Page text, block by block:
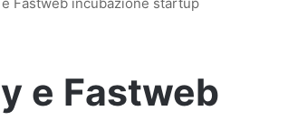
e Fastweb